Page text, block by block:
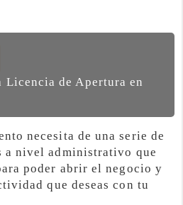
Licencia de Apertura en
necesita de una serie de
a nivel administrativo que
poder abrir el negocio y
que deseas con tu